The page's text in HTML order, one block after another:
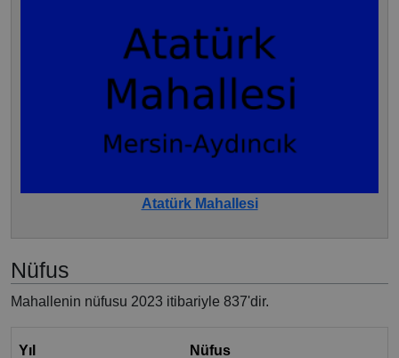
Atatürk Mahallesi
Nüfus
Mahallenin nüfusu 2023 itibariyle 837'dir.
Yıl Nüfus